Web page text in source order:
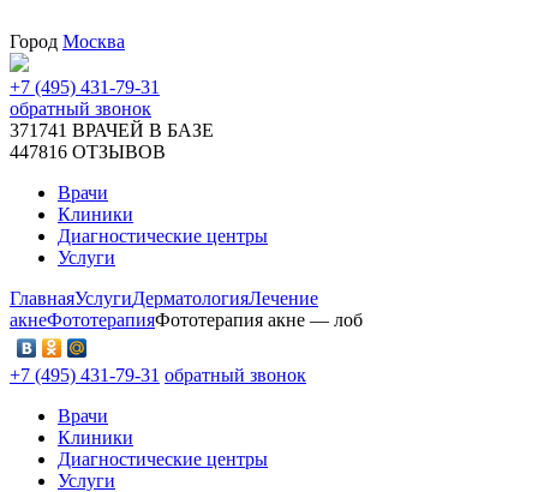
Город Москва
+7 (495) 431-79-31
обратный звонок
371741 ВРАЧЕЙ В БАЗЕ
447816 ОТЗЫВОВ
Врачи
Клиники
Диагностические центры
Услуги
ГлавнаяУслугиДерматологияЛечение
акнеФототерапияФототерапия акне — лоб
+7 (495) 431-79-31 обратный звонок
Врачи
Клиники
Диагностические центры
Услуги